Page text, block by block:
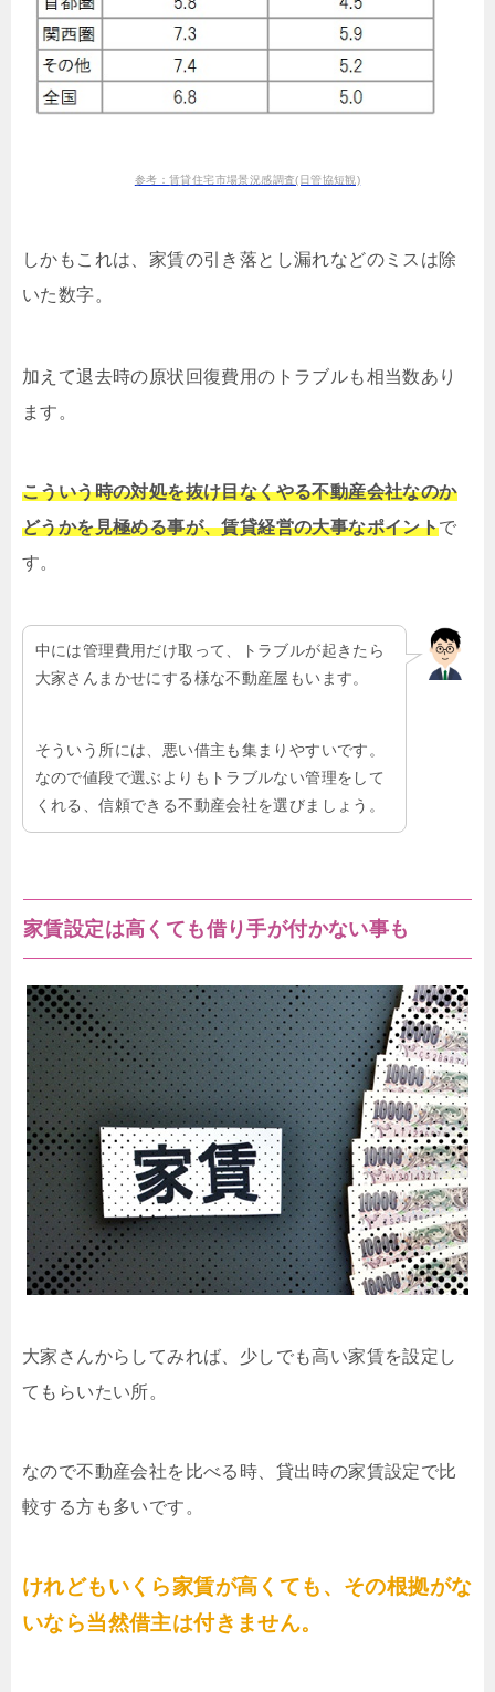
参考：賃貸住宅市場景況感調査(日管協短観)
しかもこれは、家賃の引き落とし漏れなどのミスは除
いた数字。
加えて退去時の原状回復費用のトラブルも相当数あり
ます。
こういう時の対処を抜け目なくやる不動産会社なのか
どうかを見極める事が、賃貸経営の大事なポイントで
す。
中には管理費用だけ取って、トラブルが起きたら
大家さんまかせにする様な不動産屋もいます。
そういう所には、悪い借主も集まりやすいです。
なので値段で選ぶよりもトラブルない管理をして
くれる、信頼できる不動産会社を選びましょう。
家賃設定は高くても借り手が付かない事も
大家さんからしてみれば、少しでも高い家賃を設定し
てもらいたい所。
なので不動産会社を比べる時、貸出時の家賃設定で比
較する方も多いです。
けれどもいくら家賃が高くても、その根拠がな
いなら当然借主は付きません。